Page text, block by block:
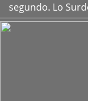
segundo. Lo